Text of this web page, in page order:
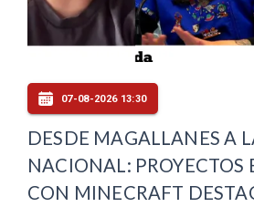
07-08-2026 13:30
DESDE MAGALLANES A
NACIONAL: PROYECTOS
CON MINECRAFT